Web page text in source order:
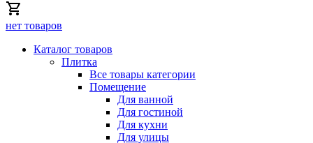
нет товаров
Каталог товаров
Плитка
Все товары категории
Помещение
Для ванной
Для гостиной
Для кухни
Для улицы